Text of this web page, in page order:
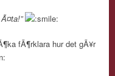
fÃ¶rklara hur det gÃ¥r